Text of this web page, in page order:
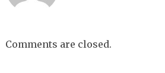
Comments are closed.